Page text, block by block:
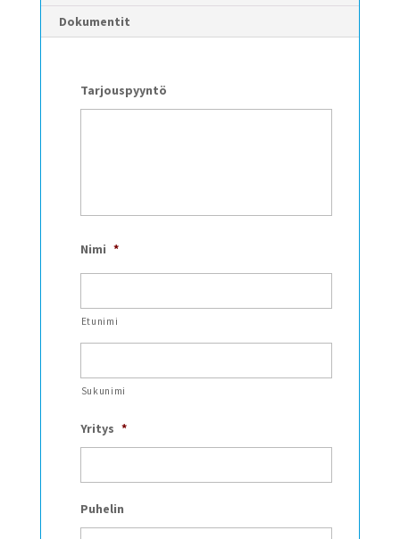
Dokumentit
Tarjouspyyntö
Nimi *
Etunimi
Sukunimi
Yritys *
Puhelin